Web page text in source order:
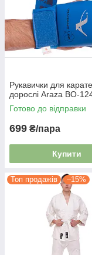
Рукавички для
дорослі Araza BO-
Готово до відправки
699 ₴/пара
Купити
Топ продажів –15%